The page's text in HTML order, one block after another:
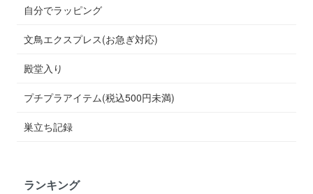
自分でラッピング
文鳥エクスプレス(お急ぎ対応)
殿堂入り
プチプラアイテム(税込500円未満)
巣立ち記録
ランキング